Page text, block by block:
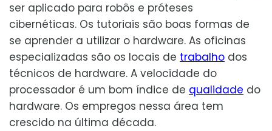
ser aplicado para robôs e próteses
cibernéticas. Os tutoriais são boas formas de
se aprender a utilizar o hardware. As oficinas
especializadas são os locais de trabalho dos
técnicos de hardware. A velocidade do
processador é um bom índice de qualidade do
hardware. Os empregos nessa área tem
crescido na última década.